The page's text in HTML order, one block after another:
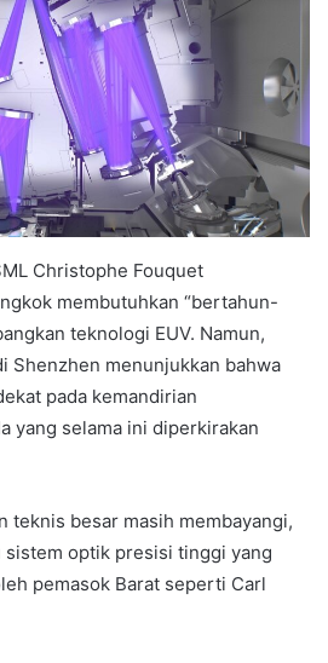
Christophe Fouquet
membutuhkan “bertahun-
teknologi EUV. Namun,
Shenzhen menunjukkan bahwa
pada kemandirian
yang selama ini diperkirakan
teknis besar masih membayangi,
optik presisi tinggi yang
pemasok Barat seperti Carl